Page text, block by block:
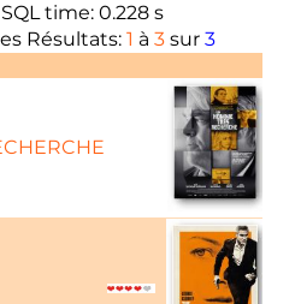
time: 0.228 s
Résultats: 1 à 3sur 3